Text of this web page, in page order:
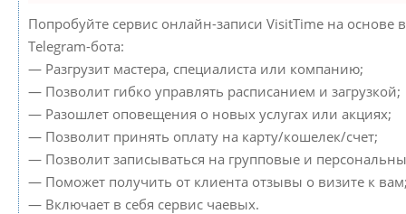
Попробуйте сервис онлайн-записи VisitTime на основе
Telegram-бота:
— Разгрузит мастера, специалиста или компанию;
— Позволит гибко управлять расписанием и загрузкой;
— Разошлет оповещения о новых услугах или акциях;
— Позволит принять оплату на карту/кошелек/счет;
— Позволит записываться на групповые и
— Поможет получить от клиента отзывы о визите к
— Включает в себя сервис чаевых.